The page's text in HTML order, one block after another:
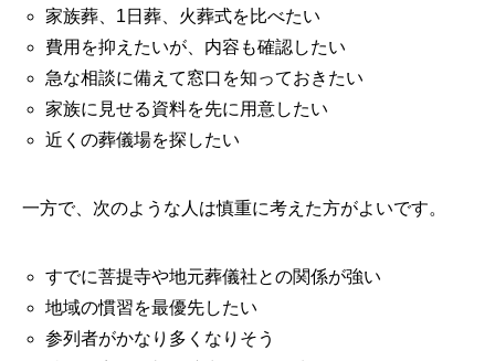
家族葬、1日葬、火葬式を比べたい
費用を抑えたいが、内容も確認したい
急な相談に備えて窓口を知っておきたい
家族に見せる資料を先に用意したい
近くの葬儀場を探したい
一方で、次のような人は慎重に考えた方がよいです。
すでに菩提寺や地元葬儀社との関係が強い
地域の慣習を最優先したい
参列者がかなり多くなりそう